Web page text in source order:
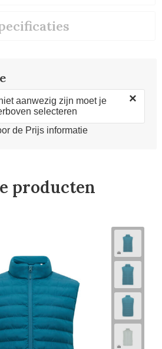
aanwezig zijn moet je
selecteren
×
de Prijs informatie
producten